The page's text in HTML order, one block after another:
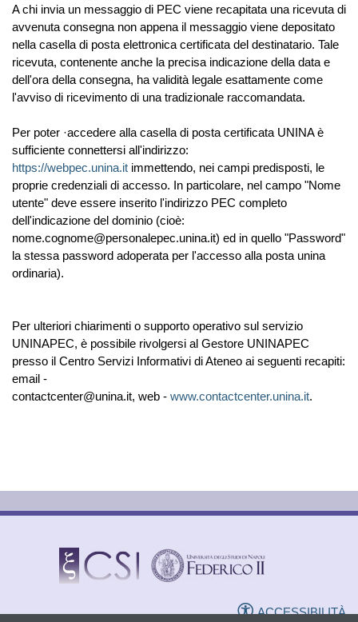
A chi invia un messaggio di PEC viene recapitata una ricevuta di
avvenuta consegna non appena il messaggio viene depositato
nella casella di posta elettronica certificata del destinatario. Tale
ricevuta, contenente anche la precisa indicazione della data e
dell'ora della consegna, ha validità legale esattamente come
l'avviso di ricevimento di una tradizionale raccomandata.
Per poter ·accedere alla casella di posta certificata UNINA è
sufficiente connettersi all'indirizzo:
https://webpec.unina.it immettendo, nei campi predisposti, le
proprie credenziali di accesso. In particolare, nel campo "Nome
utente" deve essere inserito l'indirizzo PEC completo
dell'indicazione del dominio (cioè:
nome.cognome@personalepec.unina.it) ed in quello "Password"
la stessa password adoperata per l'accesso alla posta unina
ordinaria).
Per ulteriori chiarimenti o supporto operativo sul servizio
UNINAPEC, è possibile rivolgersi al Gestore UNINAPEC
presso il Centro Servizi Informativi di Ateneo ai seguenti recapiti:
email -
contactcenter@unina.it, web - www.contactcenter.unina.it.
ACCESSIBILITÀ